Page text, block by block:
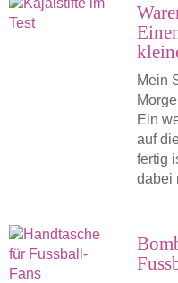
Mein
Ein
auf
fertig
dabei